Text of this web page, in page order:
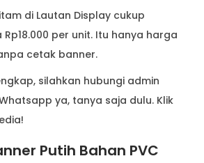
di Lautan Display cukup
per unit. Itu hanya harga
cetak banner.
silahkan hubungi admin
ya, tanya saja dulu. Klik
Putih Bahan PVC